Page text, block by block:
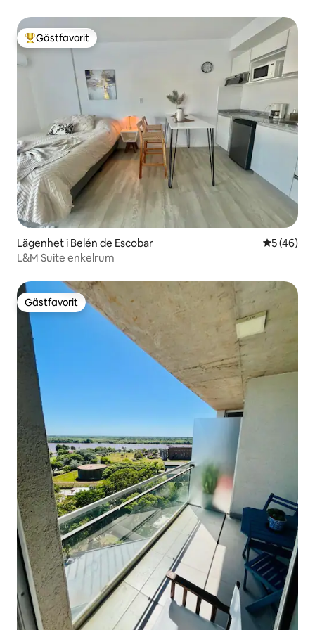
Populär gästfavorit
Gästfavorit
Lägenhet i Belén de Escobar 5 av 5 i
5 (46)
L&M Suite enkelrum
Gästfavorit
Gästfavorit